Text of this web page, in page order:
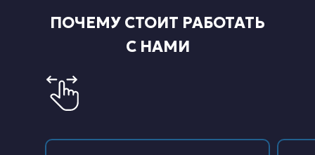
ПОЧЕМУ СТОИТ РАБОТАТЬ
С НАМИ